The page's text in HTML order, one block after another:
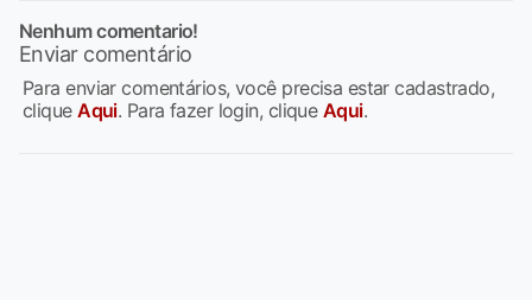
Nenhum comentario!
Enviar comentário
Para enviar comentários, você precisa estar cadastrado,
cliqueAqui. Para fazer login, clique Aqui.